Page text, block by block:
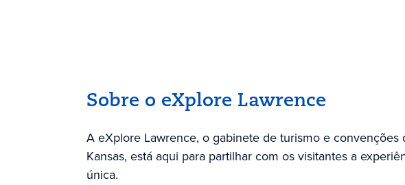
Sobre o eXplore Lawrence
A eXplore Lawrence, o gabinete de turismo e convenções
Kansas, está aqui para partilhar com os visitantes a
única.